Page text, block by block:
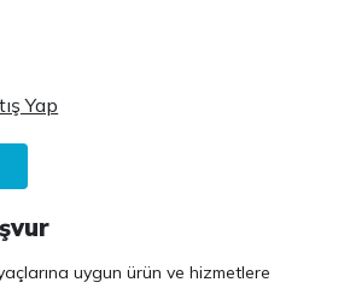
Yap
uygun ürün ve hizmetlere